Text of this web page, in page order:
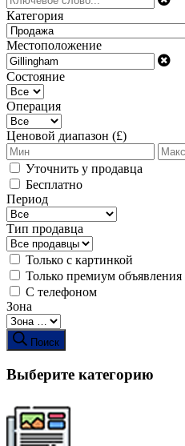
Категория
Местоположение
Состояние
Операция
Ценовой диапазон (£)
Уточнить у продавца
Бесплатно
Период
Тип продавца
Только с картинкой
Только премиум объявления
С телефоном
Зона
Поиск
Выберите категорию